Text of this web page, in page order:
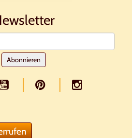
Abonnieren